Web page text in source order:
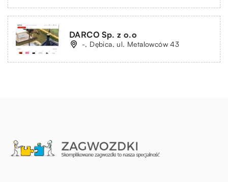
DARCO Sp. z o.o
-, Dębica, ul. Metalowców 43